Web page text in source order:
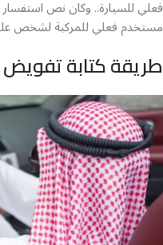
فعلي للسيارة.. وكان نص
مستخدم فعلي للمركبة لشخص
طريقة كتابة تفويض